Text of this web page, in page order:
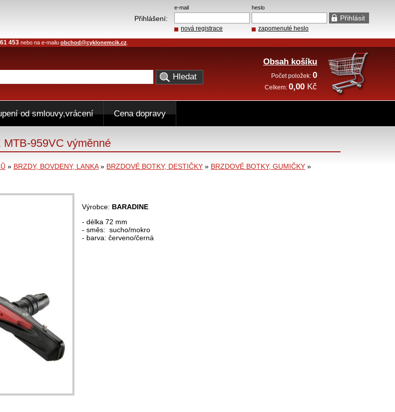
959VC výměnné
» BRZDY, BOVDENY, LANKA» BRZDOVÉ BOTKY, DESTIČKY » BRZDOVÉ BOTKY, GUMIČKY »
Výrobce: BARADINE
- délka 72 mm
- směs: sucho/mokro
- barva: červeno/černá
e-mail heslo
Přihlášení:
nová registrace zapomenuté heslo
453 nebo na e-mailu obchod@cyklonemcik.cz
Obsah košíku
Počet položek:0
Celkem: 0,00 Kč
od smlouvy,vrácení Cena dopravy